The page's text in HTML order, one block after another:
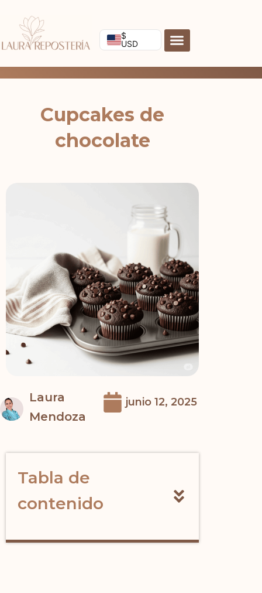
contenido
$
USD
Cupcakes de
chocolate
Laura
Mendoza
junio 12, 2025
Tabla de
contenido